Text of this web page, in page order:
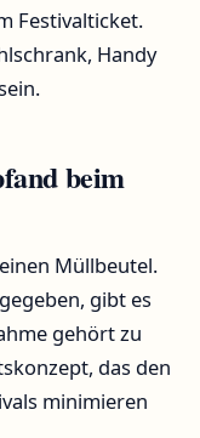
Festivalticket.
Handy
beim
Müllbeutel.
gibt es
gehört zu
das den
minimieren